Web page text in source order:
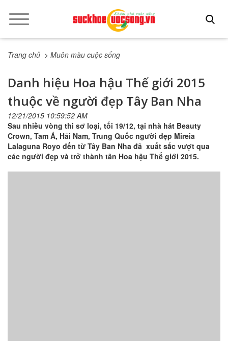
Trang chủ > Muôn màu cuộc sống
Danh hiệu Hoa hậu Thế giới 2015
thuộc về người đẹp Tây Ban Nha
12/21/2015 10:59:52 AM
Sau nhiều vòng thi sơ loại, tối 19/12, tại nhà hát Beauty
Crown, Tam Á, Hải Nam, Trung Quốc người đẹp Mireia
Lalaguna Royo đến từ Tây Ban Nha đã xuất sắc vượt qua
các người đẹp và trở thành tân Hoa hậu Thế giới 2015.